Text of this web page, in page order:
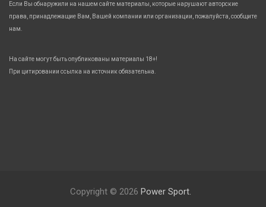
Если Вы обнаружили на нашем сайте материалы, которые нарушают авторские
права, принадлежащие Вам, Вашей компании или организации, пожалуйста, сообщите
нам.
На сайте могут быть опубликованы материалы 18+!
При цитировании ссылка на источник обязательна.
Copyright © 2026 Power Sport.